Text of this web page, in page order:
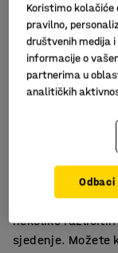
Za sobe za
Odgovara
Jednostavno i
Višenamjenski
nekoliko
sjedenje. Možete
Koristimo kolačiće
pravilno,
društvenih medija
informacije o
partnerima u
analitičkih
Odbaci